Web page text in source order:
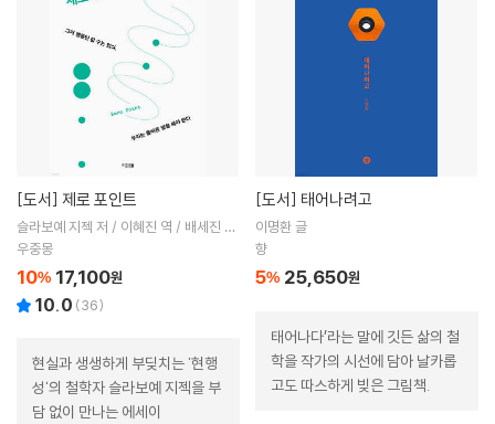
[도서] 제로 포인트
슬라보예 지젝 저 / 이혜진 역 / 배세진 해
제
우중몽
10% 17,100원
10.0 (36)
현실과 생생하게 부딪치는 '현행
성'의 철학자 슬라보예 지젝을 부
담 없이 만나는 에세이
[도서] 태어나려고
이명환 글
향
5% 25,650원
태어나다’라는 말에 깃든 삶의 철
학을 작가의 시선에 담아 날카롭
고도 따스하게 빚은 그림책.